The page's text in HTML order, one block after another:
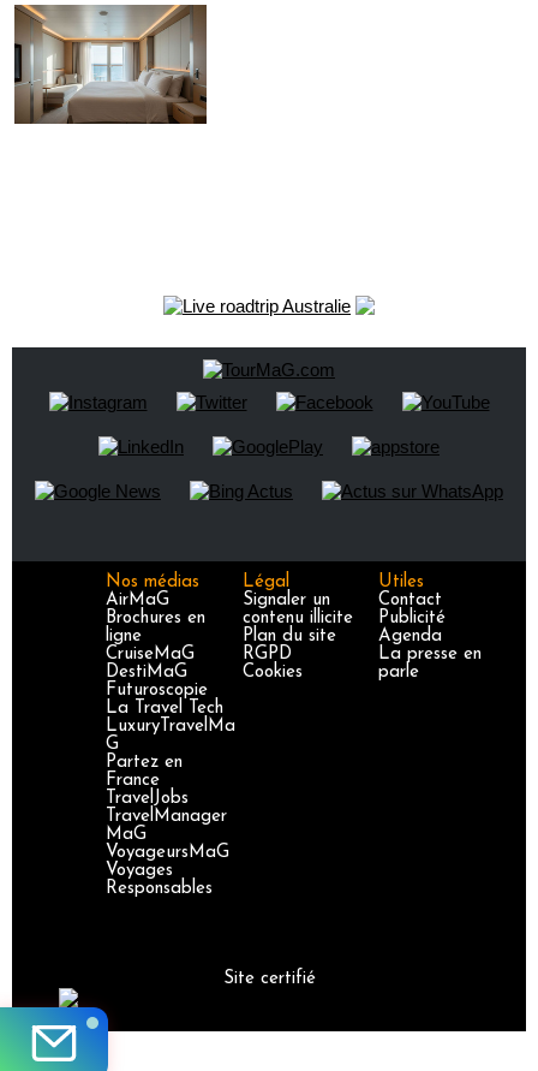
Nos médias
AirMaG
Brochures en
ligne
CruiseMaG
DestiMaG
Futuroscopie
La Travel Tech
LuxuryTravelMa
G
Partez en
France
TravelJobs
TravelManager
MaG
VoyageursMaG
Voyages
Responsables
Légal
Signaler un
contenu illicite
Plan du site
RGPD
Cookies
Utiles
Contact
Publicité
Agenda
La presse en
parle
Site certifié